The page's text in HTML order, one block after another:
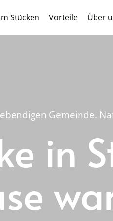
Stücken Vorteile Über
Gemeinde.
in